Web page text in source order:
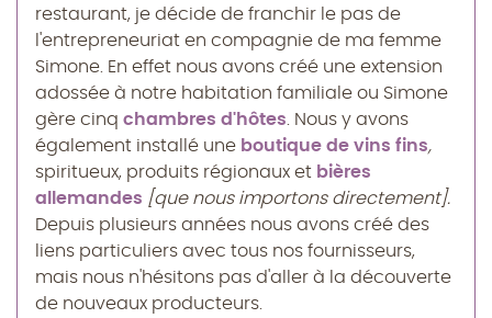
restaurant, je décide de franchir le pas de
l'entrepreneuriat en compagnie de ma femme
Simone. En effet nous avons créé une extension
adossée à notre habitation familiale ou Simone
gère cinq chambres d'hôtes . Nous y avons
également installé une boutique de vins fins,
spiritueux, produits régionaux et bières
allemandes [que nous importons directement].
Depuis plusieurs années nous avons créé des
liens particuliers avec tous nos fournisseurs,
mais nous n'hésitons pas d'aller à la découverte
de nouveaux producteurs.